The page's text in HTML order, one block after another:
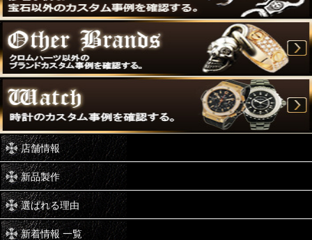
店舗情報
新品製作
選ばれる理由
新着情報 一覧